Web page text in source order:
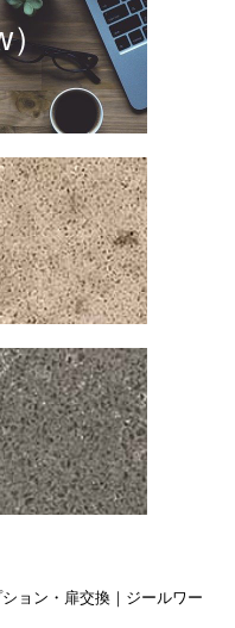
）
ョン・扉交換｜ジールワー